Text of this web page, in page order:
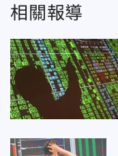
相關報導